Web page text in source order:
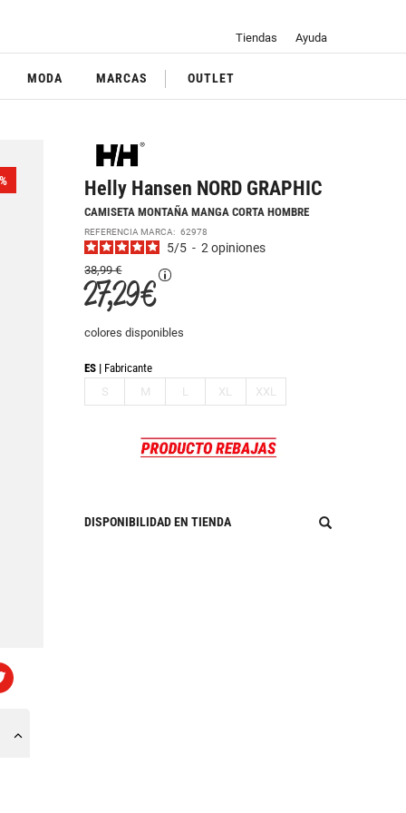
Tiendas Ayuda
MODA MARCAS OUTLET
Helly Hansen NORD GRAPHIC
CAMISETA MONTAÑA MANGA CORTA HOMBRE
REFERENCIA MARCA:62978
5/5 - 2opiniones
38,99 €
27,29 €
colores disponibles
ES
Fabricante
S
M L XL XXL
DISPONIBILIDAD EN TIENDA
%